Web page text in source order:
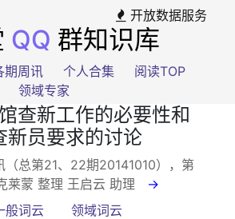
开放数据服务
QQ 群知识库
期周讯 个人合集
阅读TOP
领域专家
查新工作的必要性和
新员要求的讨论
（总第21、22期20141010），第
莱蒙 整理 王启云 助理
→
般词云 领域词云